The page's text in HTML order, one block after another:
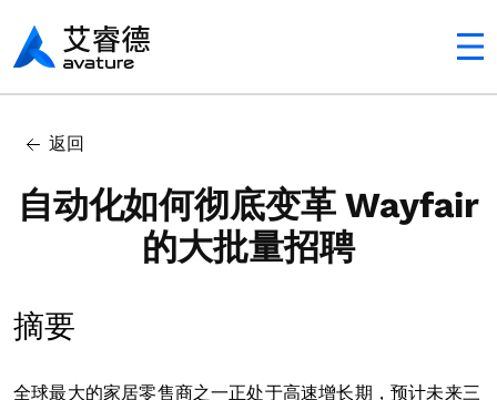
Avaturehcm
返回
自动化如何彻底变革 Wayfair
的大批量招聘
摘要
全球最大的家居零售商之一正处于高速增长期，预计未来三